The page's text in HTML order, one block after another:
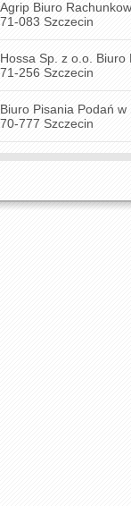
Agrip Biuro
71-083 Szczecin
Hossa Sp. z o.o. Biuro
71-256 Szczecin
Biuro Pisania Podań w
70-777 Szczecin